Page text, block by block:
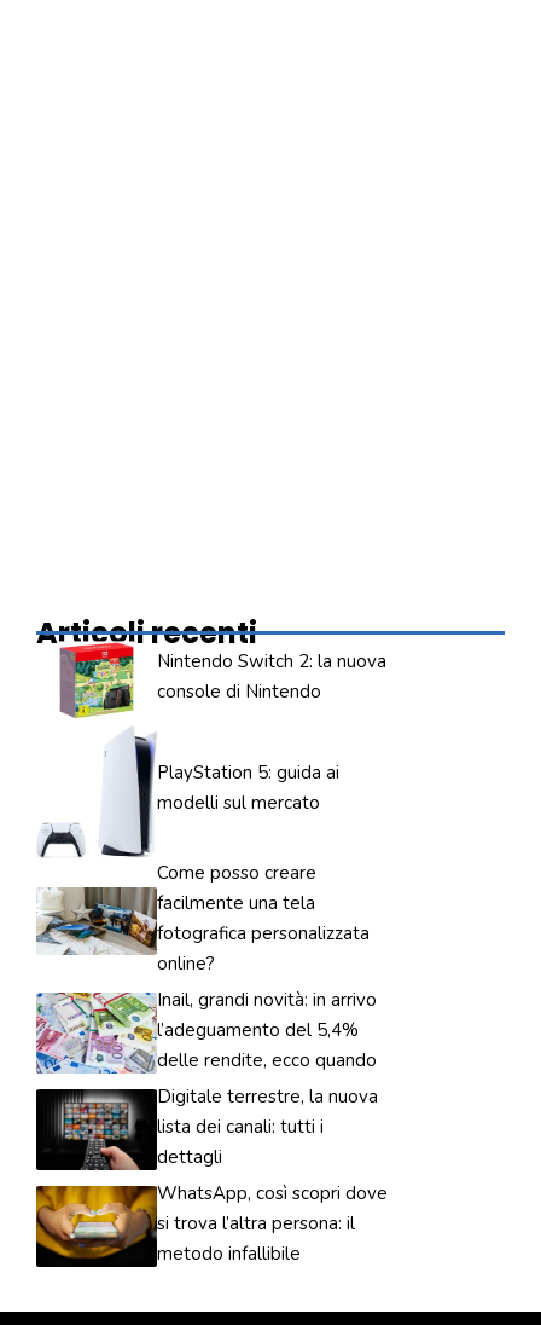
Articoli recenti
Nintendo Switch 2: la nuova
console di Nintendo
PlayStation 5: guida ai
modelli sul mercato
Come posso creare
facilmente una tela
fotografica personalizzata
online?
Inail, grandi novità: in arrivo
l’adeguamento del 5,4%
delle rendite, ecco quando
Digitale terrestre, la nuova
lista dei canali: tutti i
dettagli
WhatsApp, così scopri dove
si trova l’altra persona: il
metodo infallibile